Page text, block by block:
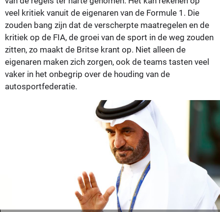
veel kritiek vanuit de eigenaren van de Formule 1. Die
zouden bang zijn dat de verscherpte maatregelen en de
kritiek op de FIA, de groei van de sport in de weg zouden
zitten, zo maakt de Britse krant op. Niet alleen de
eigenaren maken zich zorgen, ook de teams tasten veel
vaker in het onbegrip over de houding van de
autosportfederatie.